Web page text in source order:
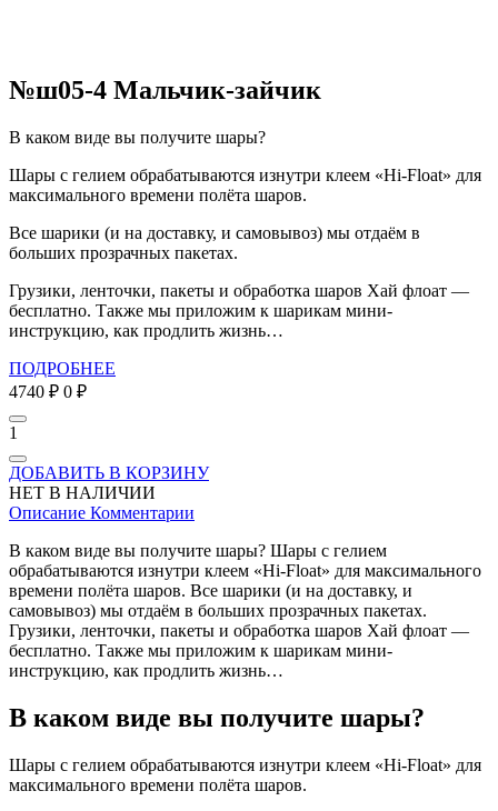
№ш05-4 Мальчик-зайчик
В каком виде вы получите шары?
Шары с гелием обрабатываются изнутри клеем «Hi-Float» для
максимального времени полёта шаров.
Все шарики (и на доставку, и самовывоз) мы отдаём в
больших прозрачных пакетах.
Грузики, ленточки, пакеты и обработка шаров Хай флоат —
бесплатно. Также мы приложим к шарикам мини-
инструкцию, как продлить жизнь…
ПОДРОБНЕЕ
4740 ₽ 0 ₽
1
ДОБАВИТЬ В КОРЗИНУ
НЕТ В НАЛИЧИИ
Описание Комментарии
В каком виде вы получите шары? Шары с гелием
обрабатываются изнутри клеем «Hi-Float» для максимального
времени полёта шаров. Все шарики (и на доставку, и
самовывоз) мы отдаём в больших прозрачных пакетах.
Грузики, ленточки, пакеты и обработка шаров Хай флоат —
бесплатно. Также мы приложим к шарикам мини-
инструкцию, как продлить жизнь…
В каком виде вы получите шары?
Шары с гелием обрабатываются изнутри клеем «Hi-Float» для
максимального времени полёта шаров.